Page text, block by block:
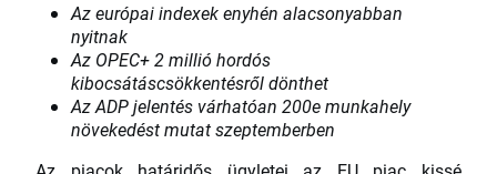
Az európai indexek enyhén alacsonyabban
nyitnak
Az OPEC+ 2 millió hordós
kibocsátáscsökkentésről dönthet
Az ADP jelentés várhatóan 200e munkahely
növekedést mutat szeptemberben